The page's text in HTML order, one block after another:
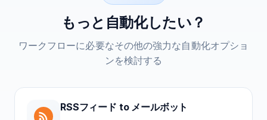
もっと自動化したい？
ワークフローに必要なその他の強力な自動化オプショ
ンを検討する
RSSフィード to メールボット